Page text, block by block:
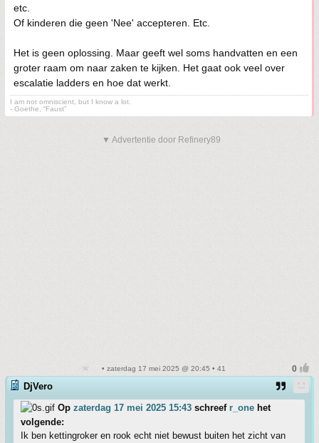
etc.
Of kinderen die geen 'Nee' accepteren. Etc.
Het is geen oplossing. Maar geeft wel soms handvatten en een
groter raam om naar zaken te kijken. Het gaat ook veel over
escalatie ladders en hoe dat werkt.
I am not omniscient, but I know a lot.
- Goethe, “Faust”
▼ Advertentie door Refinery89
• zaterdag 17 mei 2025 @ 20:45 • 41
DjVero
Op zaterdag 17 mei 2025 15:43 schreef r_one het
volgende:
Ik ben kettingroker en rook echt niet bewust buiten het zicht van